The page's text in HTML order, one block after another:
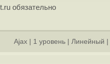
обязательно
Ajax 1 уровень Линейный